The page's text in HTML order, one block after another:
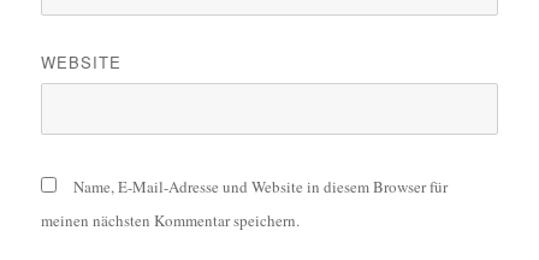
WEBSITE
Name, E-Mail-Adresse und Website in diesem Browser für
meinen nächsten Kommentar speichern.